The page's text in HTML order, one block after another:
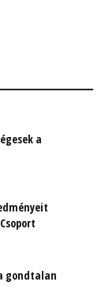
a
gondtalan